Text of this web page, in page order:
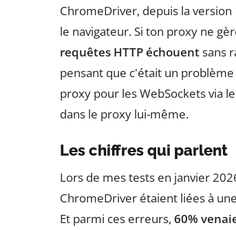
ChromeDriver, depuis la
le navigateur. Si ton proxy ne
requêtes HTTP échouentsans
pensant que c'était un
proxy pour les WebSockets via
dans le proxy lui-même.
Les chiffres qui parlent
Lors de mes tests en janvier
ChromeDriver étaient liées à
Et parmi ces erreurs, 60%